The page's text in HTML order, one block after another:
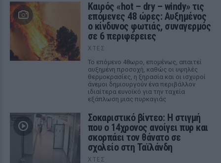
Καιρός «hot – dry – windy» τις
επόμενες 48 ώρες: Αυξημένος
ο κίνδυνος φωτιάς, συναγερμός
σε 6 περιφέρειες
ΧΤΕΣ
Το επόμενο 48ωρο, επομένως, απαιτεί
αυξημένη προσοχή, καθώς οι υψηλές
θερμοκρασίες, η ξηρασία και οι ισχυροί
άνεμοι δημιουργούν ένα περιβάλλον
ιδιαίτερα ευνοϊκό για την ταχεία
εξάπλωση μιας πυρκαγιάς
Σοκαριστικό βίντεο: Η στιγμή
που ο 14χρονος ανοίγει πυρ και
σκορπάει τον θάνατο σε
σχολείο στη Ταϊλάνδη
ΧΤΕΣ